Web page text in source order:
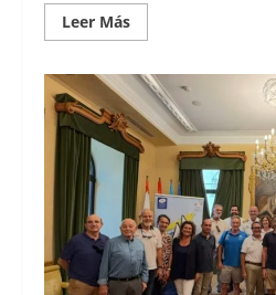
Leer MásLeer
más
La
Universidad
de
Oviedo
acerca
la
geotermia
al
público
con
un
taller
en
FIDMA